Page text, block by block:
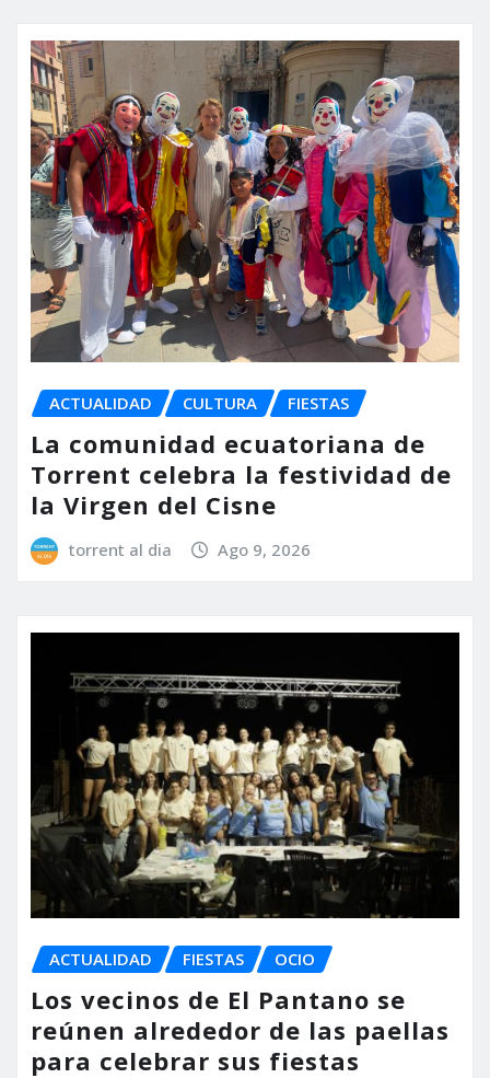
ACTUALIDAD CULTURA FIESTAS
La comunidad ecuatoriana de
Torrent celebra la festividad de
la Virgen del Cisne
torrent al dia Ago 9, 2026
ACTUALIDAD FIESTAS OCIO
Los vecinos de El Pantano se
reúnen alrededor de las paellas
para celebrar sus fiestas